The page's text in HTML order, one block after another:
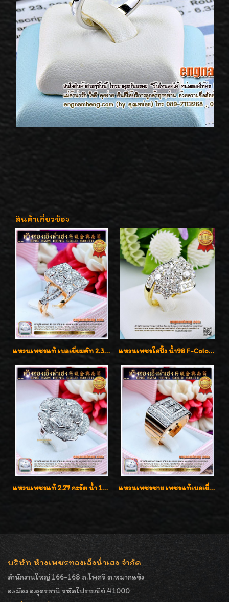
สินค้าเกี่ยวข้อง
แหวนเพชรแท้ เบลเยี่ยมคัท 2.39 กะรัต น้ำ 98 F-Color/VVS ดีไซน์หน้ากว้างหรูเต็มนิ้ว แหวนเพชรใสปิ๊ง น้ำ98 F-Color/VVS1 น้ำหนักเพชรรวม 2.56 กะรัต ใส่เต็มนิ้วเพชรเป็นน้ำเป็นเนื้อสวยมากๆค่ะ
แหวนเพชรแท้ 2.27 กะรัต น้ำ 100% เบลเยี่ยมคัท ลวดลายดอกกุหลาบหรู แหวนเพชรชาย เพชรแท้เบลเยี่ยมคัท น้ำ100% D-Color/VVS 2.46 กะรัต
บริษัท ห้างเพชรทองเอ็งน่ำเฮง จำกัด
สำนักงานใหญ่ 166-168 ถ.โพศรี ต.หมากแข้ง
อ.เมือง จ.อุดรธานี รหัสไปรษณีย์ 41000